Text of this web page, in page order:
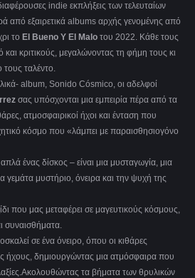
indie εκπλήξεις των τελευταίων
από εξαιρετικά albums αρχής γενομένης από
το El Bueno Y El Malo του 2022. Κάθε τους
κριτικούς, μεγαλώνοντας τη φήμη τους κι
τους ταλέντο.
album, Sonido Cósmico, οι αδελφοί
σας υπόσχονται μια εμπειρία πέρα από τα
ατμοσφαιρικοί ήχοι και ένταση που
κόσμο που «λάμπει με παραισθησιογόνο
απλά ένας δίσκος – είναι μια μυσταγωγία, μια
γεμάτα μυστήριο, όνειρα και την ψυχή της
που μας μεταφέρει σε μαγευτικούς κόσμους,
συναισθήματα.
σε ένα όνειρο, όπου οι κιθάρες
ήχους, δημιουργώντας μια ατμόσφαιρα που
τα βήματα των θρυλικών